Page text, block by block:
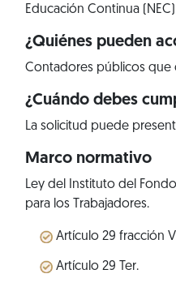
Educación Continua
¿Quiénes pueden
Contadores públicos que
¿Cuándo debes
La solicitud puede
Marco normativo
Ley del Instituto del
para los Trabajadores.
Artículo 29 fracción
Artículo 29 Ter.